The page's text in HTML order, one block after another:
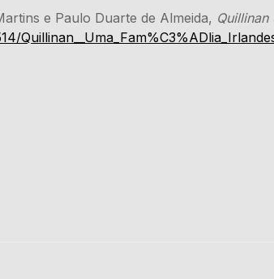
e Paulo Duarte de Almeida,